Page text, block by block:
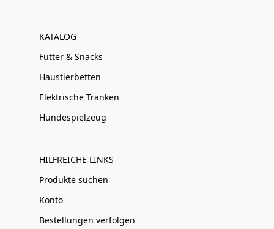
KATALOG
Futter & Snacks
Haustierbetten
Elektrische Tränken
Hundespielzeug
HILFREICHE LINKS
Produkte suchen
Konto
Bestellungen verfolgen